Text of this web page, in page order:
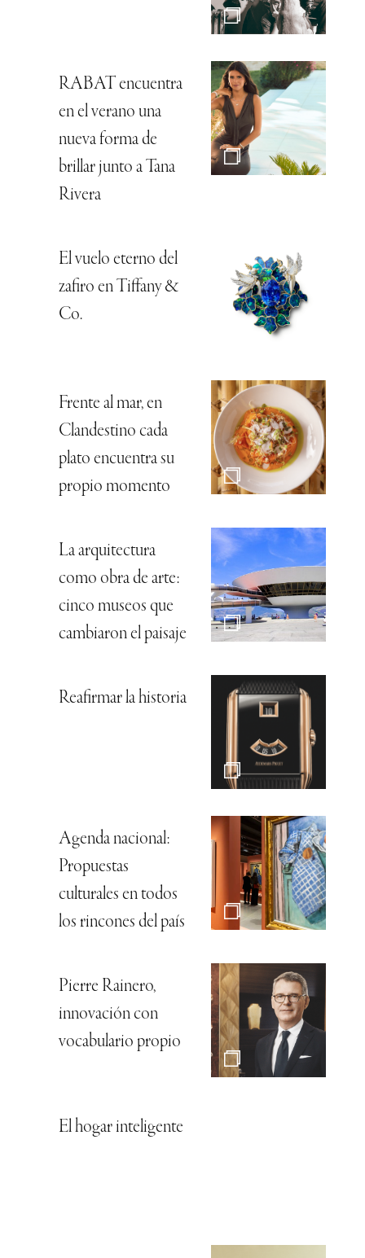
RABAT encuentra
en el verano una
nueva forma de
brillar junto a Tana
Rivera
El vuelo eterno del
zafiro en Tiffany &
Co.
Frente al mar, en
Clandestino cada
plato encuentra su
propio momento
La arquitectura
como obra de arte:
cinco museos que
cambiaron el paisaje
Reafirmar la historia
Agenda nacional:
Propuestas
culturales en todos
los rincones del país
Pierre Rainero,
innovación con
vocabulario propio
El hogar inteligente